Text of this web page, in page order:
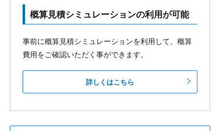
概算見積シミュレーションの利用が可能
事前に概算見積シミュレーションを利用して、概算
費用をご確認いただく事ができます。
詳しくはこちら